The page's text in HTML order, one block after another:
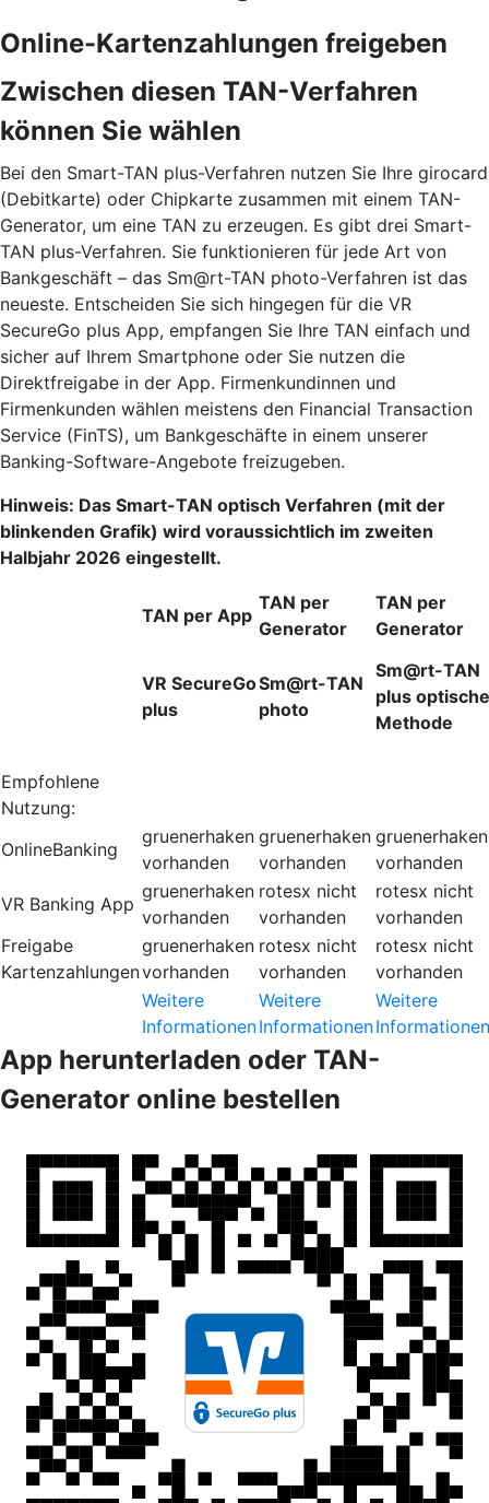
Online-Kartenzahlungen freigeben
Zwischen diesen TAN-Verfahren
können Sie wählen
Bei den Smart-TAN plus-Verfahren nutzen Sie Ihre girocard
(Debitkarte) oder Chipkarte zusammen mit einem TAN-
Generator, um eine TAN zu erzeugen. Es gibt drei Smart-
TAN plus-Verfahren. Sie funktionieren für jede Art von
Bankgeschäft – das Sm@rt-TAN photo-Verfahren ist das
neueste. Entscheiden Sie sich hingegen für die VR
SecureGo plus App, empfangen Sie Ihre TAN einfach und
sicher auf Ihrem Smartphone oder Sie nutzen die
Direktfreigabe in der App. Firmenkundinnen und
Firmenkunden wählen meistens den Financial Transaction
Service (FinTS), um Bankgeschäfte in einem unserer
Banking-Software-Angebote freizugeben.
Hinweis: Das Smart-TAN optisch Verfahren (mit der
blinkenden Grafik) wird voraussichtlich im zweiten
Halbjahr 2026 eingestellt.
TAN per App
TAN per
Generator
TAN per
Generator
VR SecureGo
plus
Sm@rt-TAN
photo
Sm@rt-TAN
plus optische
Methode
Empfohlene
Nutzung:
OnlineBanking
gruenerhaken
vorhanden
gruenerhaken
vorhanden
gruenerhaken
vorhanden
VR Banking App
gruenerhaken
vorhanden
rotesx nicht
vorhanden
rotesx nicht
vorhanden
Freigabe
Kartenzahlungen
gruenerhaken
vorhanden
rotesx nicht
vorhanden
rotesx nicht
vorhanden
Weitere
Informationen
Weitere
Informationen
Weitere
Informationen
App herunterladen oder TAN-
Generator online bestellen